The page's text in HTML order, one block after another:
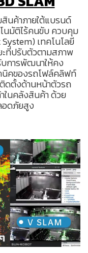
สินค้าภายใต้แบรนด์
นมัติไร้คนขับ ควบคุม
เทคโนโลยี
ะที่ปรับตัวตามสภาพ
การพัฒนาให้คง
นิคของรถโฟล์คลิฟท์
ดตั้งด้านหน้าตัวรถ
ในคลังสินค้า ด้วย
อดภัยสูง